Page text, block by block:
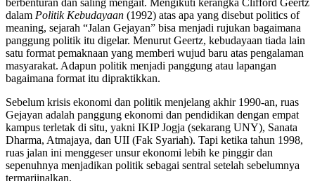
dalam Politik Kebudayaan (1992) atas apa yang disebut politics of
meaning, sejarah “Jalan Gejayan” bisa menjadi rujukan bagaimana
panggung politik itu digelar. Menurut Geertz, kebudayaan tiada lain
satu format pemaknaan yang memberi wujud baru atas pengalaman
masyarakat. Adapun politik menjadi panggung atau lapangan
bagaimana format itu dipraktikkan.
Sebelum krisis ekonomi dan politik menjelang akhir 1990-an, ruas
Gejayan adalah panggung ekonomi dan pendidikan dengan empat
kampus terletak di situ, yakni IKIP Jogja (sekarang UNY), Sanata
Dharma, Atmajaya, dan UII (Fak Syariah). Tapi ketika tahun 1998,
ruas jalan ini menggeser unsur ekonomi lebih ke pinggir dan
sepenuhnya menjadikan politik sebagai sentral setelah sebelumnya
termarjinalkan.